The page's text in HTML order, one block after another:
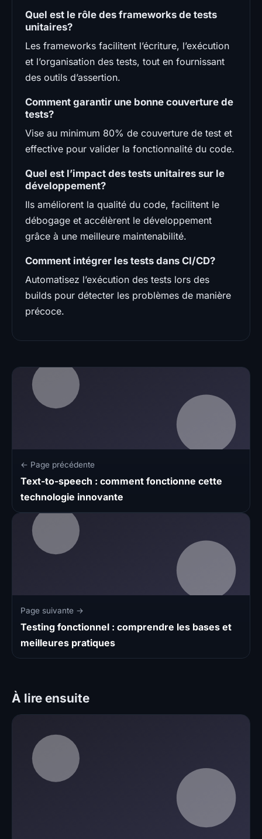
Quel est le rôle des frameworks de tests
unitaires?
Les frameworks facilitent l’écriture, l’exécution
et l’organisation des tests, tout en fournissant
des outils d’assertion.
Comment garantir une bonne couverture de
tests?
Vise au minimum 80% de couverture de test et
effective pour valider la fonctionnalité du code.
Quel est l’impact des tests unitaires sur le
développement?
Ils améliorent la qualité du code, facilitent le
débogage et accélèrent le développement
grâce à une meilleure maintenabilité.
Comment intégrer les tests dans CI/CD?
Automatisez l’exécution des tests lors des
builds pour détecter les problèmes de manière
précoce.
← Page précédente
Text-to-speech : comment fonctionne cette
technologie innovante
Page suivante →
Testing fonctionnel : comprendre les bases et
meilleures pratiques
À lire ensuite